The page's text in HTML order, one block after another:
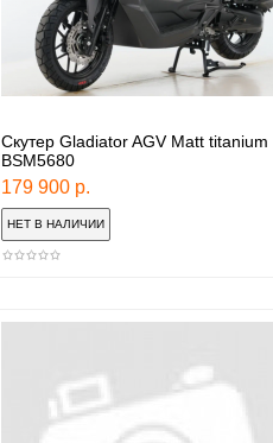
Скутер Gladiator AGV Matt titanium
BSM5680
179 900 р.